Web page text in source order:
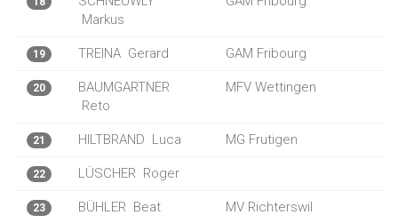
Markus
19 TREINA Gerard GAM Fribourg
20
BAUMGARTNER
Reto
MFV Wettingen
21 HILTBRAND Luca MG Frutigen
22 LÜSCHER Roger
23 BÜHLER Beat MV Richterswil